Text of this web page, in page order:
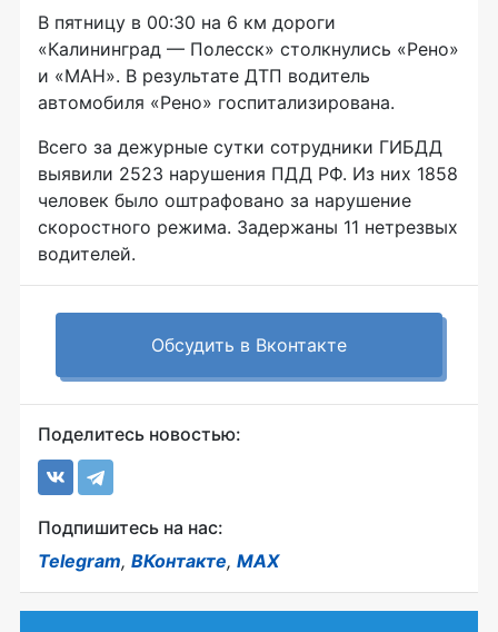
В пятницу в 00:30 на 6 км дороги
«Калининград — Полесск» столкнулись «Рено»
и «МАН». В результате ДТП водитель
автомобиля «Рено» госпитализирована.
Всего за дежурные сутки сотрудники ГИБДД
выявили 2523 нарушения ПДД РФ. Из них 1858
человек было оштрафовано за нарушение
скоростного режима. Задержаны 11 нетрезвых
водителей.
Обсудить в Вконтакте
Поделитесь новостью:
Подпишитесь на нас:
Telegram, ВКонтакте, MAX